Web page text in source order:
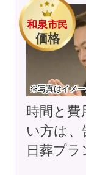
和泉市民
価格
※写真はイメ
時間と費
い方は、
日葬プラ